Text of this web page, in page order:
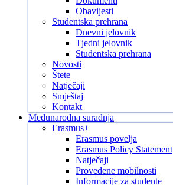
Obavijesti
Studentska prehrana
Dnevni jelovnik
Tjedni jelovnik
Studentska prehrana
Novosti
Štete
Natječaji
Smještaj
Kontakt
Međunarodna suradnja
Erasmus+
Erasmus povelja
Erasmus Policy Statement
Natječaji
Provedene mobilnosti
Informacije za studente